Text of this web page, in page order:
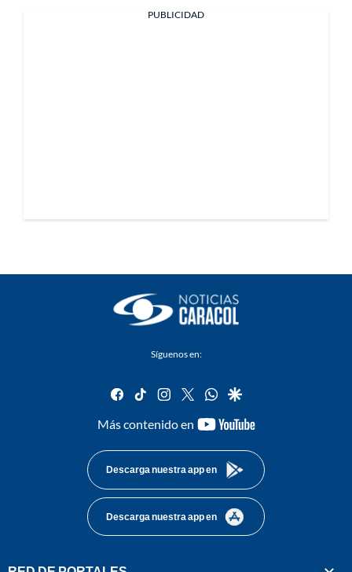
PUBLICIDAD
Síguenos en:
facebook
tiktok instagram
twitterwhatsapp
google
Más contenido en
youtube-
Descarga nuestra app en
Descarga nuestra app en